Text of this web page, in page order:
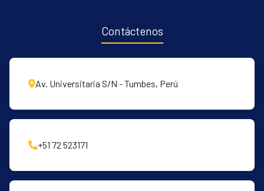
Contáctenos
Av. Universitaria S/N - Tumbes, Perú
+51 72 523171